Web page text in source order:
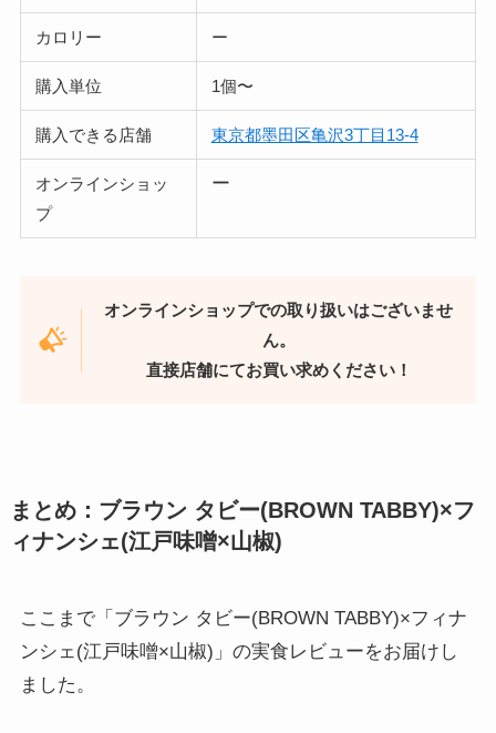
カロリー ー
購入単位 1個〜
購入できる店舗 東京都墨田区亀沢3丁目13-4
オンラインショッ
プ
ー
オンラインショップでの取り扱いはございませ
ん。
直接店舗にてお買い求めください！
まとめ：ブラウン タビー(BROWN TABBY)×フ
ィナンシェ(江戸味噌×山椒)
ここまで「ブラウン タビー(BROWN TABBY)×フィナ
ンシェ(江戸味噌×山椒)」の実食レビューをお届けし
ました。